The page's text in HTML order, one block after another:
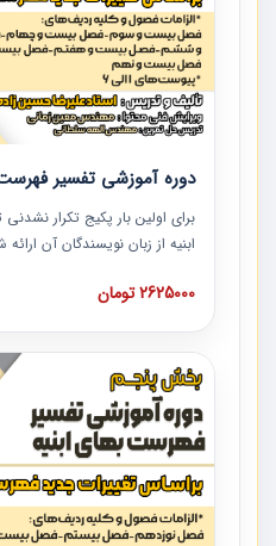
دوره آموزشی تفسیر
برای اولین بار پکیج تکرار
ابنیه از زبان نویسندگان آن
ردیف ها و مطالب فهرست بها
دوره به صورت کامل تصویری بوده
دوره با کلام مهندس
مشاور در امر بازنگری فهرست بها
همکارانی که در حوزه صنعت
توصیه می کنیم از مطالب این
2625000 تومان